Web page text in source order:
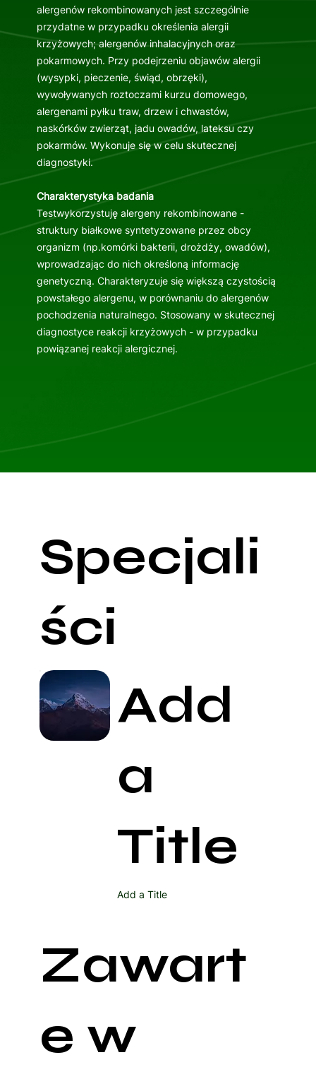
alergenów rekombinowanych jest szczególnie
przydatne w przypadku określenia alergii
krzyżowych; alergenów inhalacyjnych oraz
pokarmowych. Przy podejrzeniu objawów alergii
(wysypki, pieczenie, świąd, obrzęki),
wywoływanych roztoczami kurzu domowego,
alergenami pyłku traw, drzew i chwastów,
naskórków zwierząt, jadu owadów, lateksu czy
pokarmów. Wykonuje się w celu skutecznej
diagnostyki.
Charakterystyka badania
Testwykorzystuję alergeny rekombinowane -
struktury białkowe syntetyzowane przez obcy
organizm (np.komórki bakterii, drożdży, owadów),
wprowadzając do nich określoną informację
genetyczną. Charakteryzuje się większą czystością
powstałego alergenu, w porównaniu do alergenów
pochodzenia naturalnego. Stosowany w skutecznej
diagnostyce reakcji krzyżowych - w przypadku
powiązanej reakcji alergicznej.
Specjali
ści
Add
a
Title
Add a Title
Zawart
e w